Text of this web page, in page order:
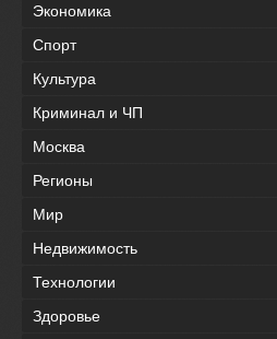
Экономика
Спорт
Культура
Криминал и ЧП
Москва
Регионы
Мир
Недвижимость
Технологии
Здоровье